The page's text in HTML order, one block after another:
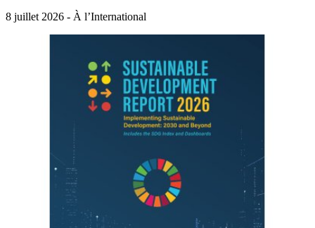
8 juillet 2026 - À l’International